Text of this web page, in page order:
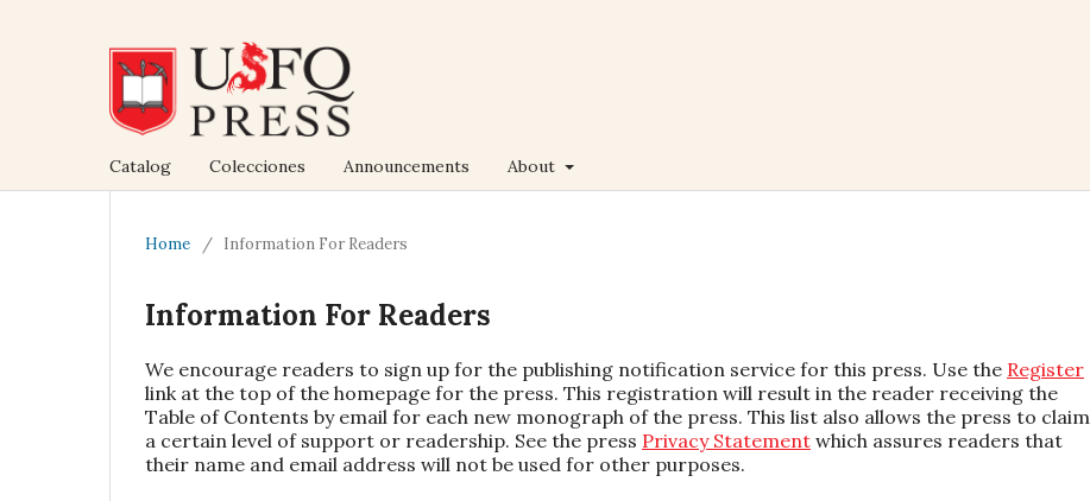
Catalog Colecciones Announcements About
Home / Information For Readers
Information For Readers
We encourage readers to sign up for the publishing notification service for this press. Use the Register
link at the top of the homepage for the press. This registration will result in the reader receiving the
Table of Contents by email for each new monograph of the press. This list also allows the press to claim
a certain level of support or readership. See the press Privacy Statement which assures readers that
their name and email address will not be used for other purposes.